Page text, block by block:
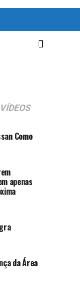
VÍDEOS
Como
apenas
da Área